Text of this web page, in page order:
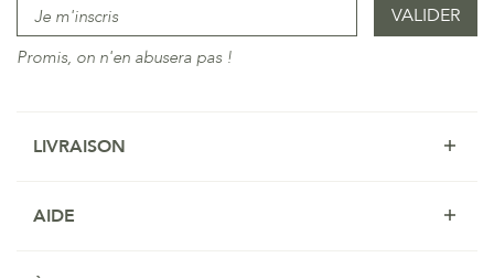
Promis, on n'en abusera pas !
LIVRAISON
AIDE